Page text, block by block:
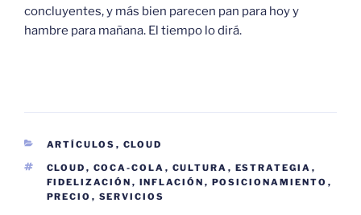
concluyentes, y más bien parecen pan para hoy y
hambre para mañana. El tiempo lo dirá.
CATEGORÍAS
ARTÍCULOS , CLOUD
ETIQUETAS
CLOUD , COCA-COLA , CULTURA , ESTRATEGIA ,
FIDELIZACIÓN , INFLACIÓN , POSICIONAMIENTO ,
PRECIO , SERVICIOS